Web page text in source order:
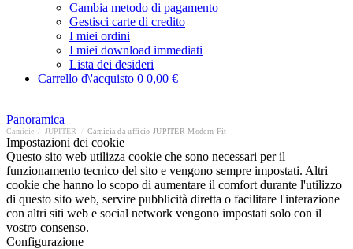
Cambia metodo di pagamento
Gestisci carte di credito
I miei ordini
I miei download immediati
Lista dei desideri
Carrello d\'acquisto 0 0,00 €
Panoramica
Camicie JUPITER Camicia da ufficio JUPITER Modern Fit
Impostazioni dei cookie
Questo sito web utilizza cookie che sono necessari per il
funzionamento tecnico del sito e vengono sempre impostati. Altri
cookie che hanno lo scopo di aumentare il comfort durante l'utilizzo
di questo sito web, servire pubblicità diretta o facilitare l'interazione
con altri siti web e social network vengono impostati solo con il
vostro consenso.
Configurazione